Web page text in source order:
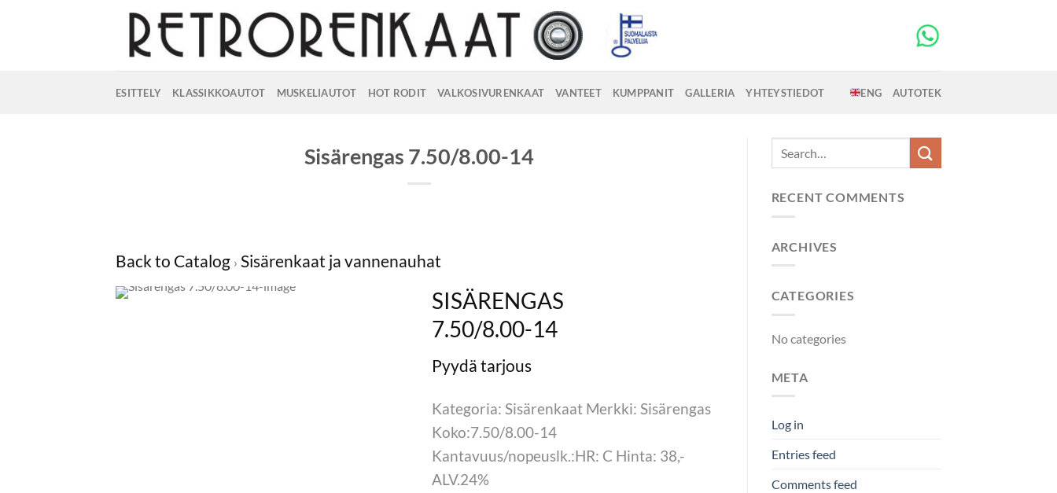
ESITTELY KLASSIKKOAUTOT MUSKELIAUTOT HOT RODIT VALKOSIVURENKAAT VANTEET KUMPPANIT GALLERIA YHTEYSTIEDOT ENG AUTOTEK
Sisärengas 7.50/8.00-14
Back to Catalog Sisärenkaat ja vannenauhat
SISÄRENGAS
7.50/8.00-14
Kategoria: Sisärenkaat Merkki: Sisärengas
Koko:7.50/8.00-14
Kantavuus/nopeuslk.:HR: C Hinta: 38,-
ALV.24%
RECENT COMMENTS
ARCHIVES
CATEGORIES
No categories
META
Log in
Entries feed
Comments feed